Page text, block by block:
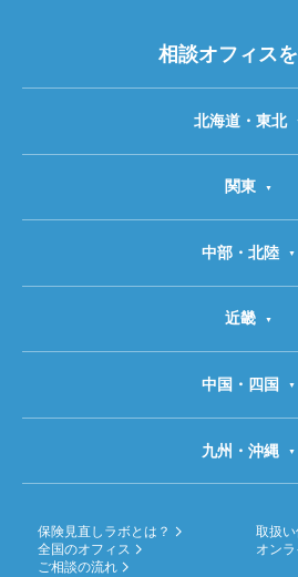
相談オフィス
北海道・東北
関東
中部・北陸
近畿
中国・四国
九州・沖縄
保険見直しラボとは？
全国のオフィス
ご相談の流れ
取扱
オン